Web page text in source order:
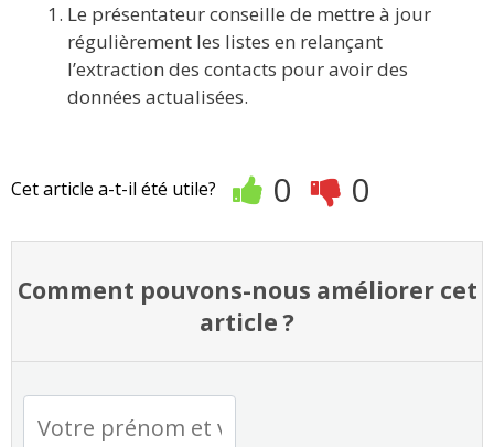
Le présentateur conseille de mettre à jour
régulièrement les listes en relançant
l’extraction des contacts pour avoir des
données actualisées.
Cet article a-t-il été utile? 0 0
Comment pouvons-nous améliorer cet
article ?